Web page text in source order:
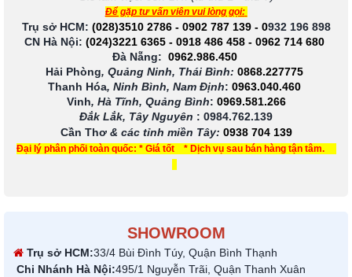
Để gặp tư vấn viên vui lòng gọi:
Trụ sở HCM: (028)3510 2786 - 0902 787 139- 0932 196 898
CN Hà Nội: (024)3221 6365 - 0918 486 458 - 0962 714 680
Đà Nẵng: 0962.986.450
Hải Phòng, Quảng Ninh, Thái Bình: 0868.227775
Thanh Hóa, Ninh Bình, Nam Định: 0963.040.460
Vinh, Hà Tĩnh, Quảng Bình: 0969.581.266
Đắk Lắk, Tây Nguyên : 0984.762.139
Cần Thơ & các tỉnh miền Tây: 0938 704 139
Đại lý phân phối toàn quốc: * Giá tốt * Dịch vụ sau bán hàng tận tâm.
SHOWROOM
Trụ sở HCM:33/4 Bùi Đình Túy, Quận Bình Thạnh
Chi Nhánh Hà Nội:495/1 Nguyễn Trãi, Quận Thanh Xuân